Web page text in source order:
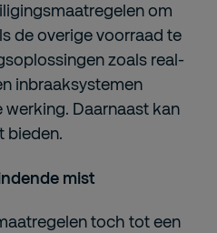
om
de overige voorraad te
zoals real-
inbraaksystemen
Daarnaast kan
bieden.
mist
toch tot een